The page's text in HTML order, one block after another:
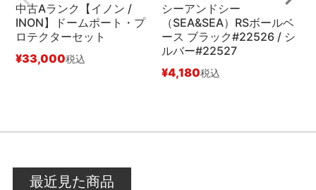
中古Aランク【イノン /
INON】ドームポート・プ
ロテクターセット
¥33,000税込
シーアンドシー
（SEA&SEA）RSボールベ
ース ブラック#22526 / シ
ルバー#22527
¥4,180税込
最近見た商品